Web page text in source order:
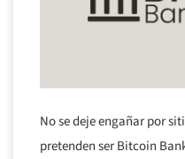
No se deje engañar por
pretenden ser Bitcoin